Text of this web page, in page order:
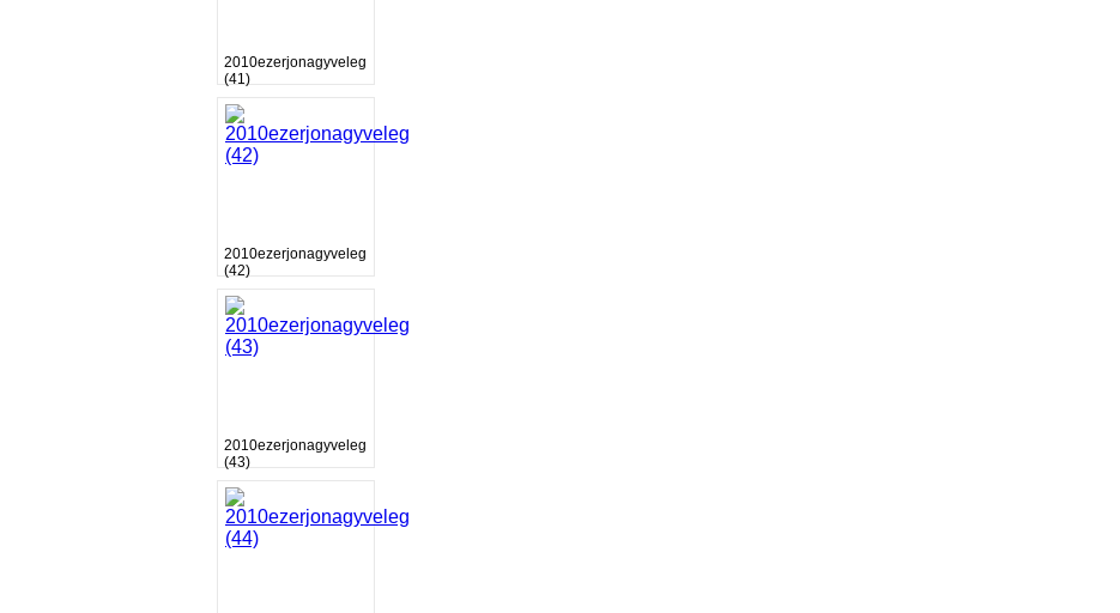
2010ezerjonagyveleg
(41)
2010ezerjonagyveleg
(42)
2010ezerjonagyveleg
(43)